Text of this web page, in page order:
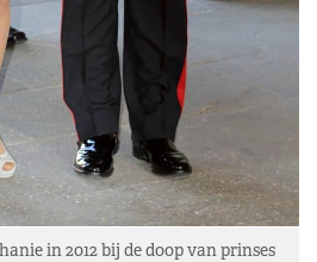
in 2012 bij de doop van prinses